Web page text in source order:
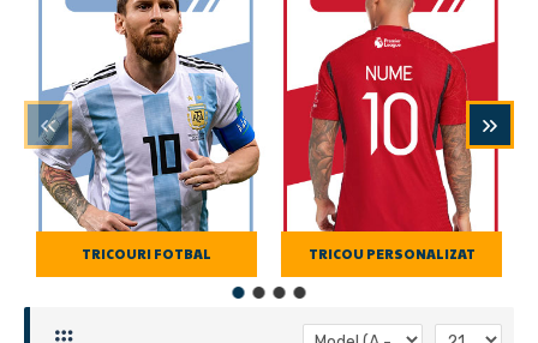
TRICOURI FOTBAL TRICOU PERSONALIZAT